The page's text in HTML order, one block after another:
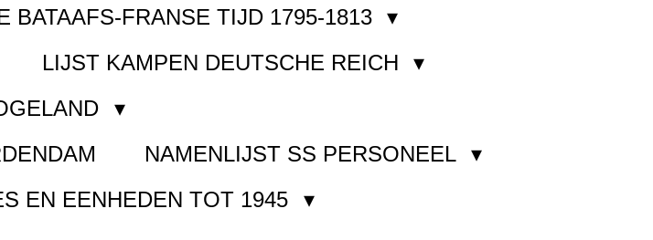
BATAAFS-FRANSE TIJD 1795-1813
LIJST KAMPEN DEUTSCHE REICH
NAMENLIJST SS PERSONEEL
EN EENHEDEN TOT 1945